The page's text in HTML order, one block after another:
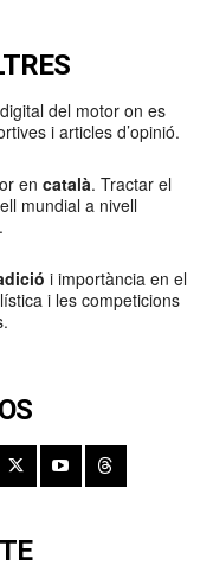
del motor on es
i articles d’opinió.
en català. Tractar el
mundial a nivell
.
i importància en el
i les competicions